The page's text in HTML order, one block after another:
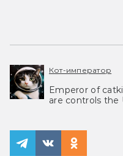
Кот-император
Emperor of
are controls the